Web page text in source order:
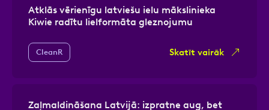
Atklās vērienīgu latviešu ielu mākslinieka
Kiwie radītu lielformāta gleznojumu
CleanR Skatīt vairāk
Zaļmaldināšana Latvijā: izpratne aug, bet